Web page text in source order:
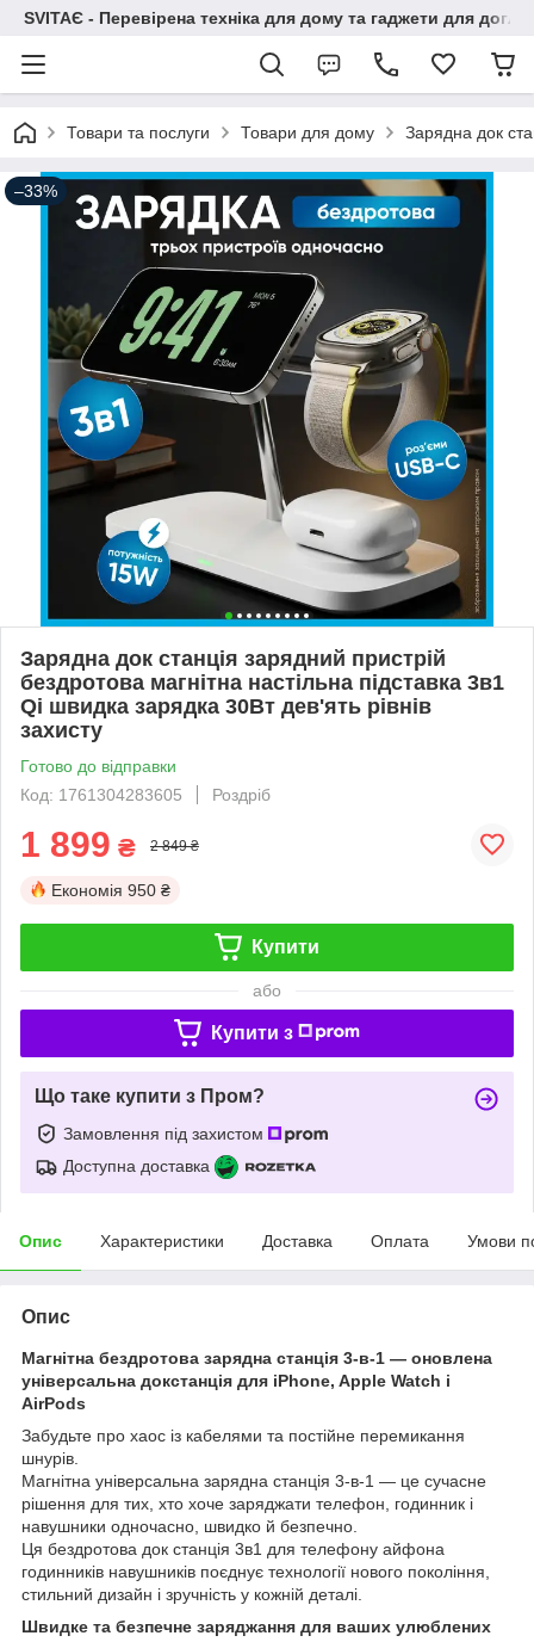
SVITAЄ - Перевірена техніка для дому та гаджети для
Товари та послуги Товари для дому Зарядна док
–33%
Зарядна док станція зарядний пристрій
бездротова магнітна настільна підставка 3в1
Qi швидка зарядка 30Вт дев'ять рівнів
захисту
Готово до відправки
Код: 1761304283605
Роздріб
1 899 ₴ 2 849 ₴
Економія 950 ₴
Купити
або
Купити з
Що таке купити з Пром?
Замовлення під захистом
Доступна доставка
Опис Характеристики Доставка Оплата Умови
Опис
Магнітна бездротова зарядна станція 3-в-1 — оновлена
універсальна докстанція для iPhone, Apple Watch і
AirPods
Забудьте про хаос із кабелями та постійне перемикання
шнурів.
Магнітна універсальна зарядна станція 3-в-1 — це сучасне
рішення для тих, хто хоче заряджати телефон, годинник і
навушники одночасно, швидко й безпечно.
Ця бездротова док станція 3в1 для телефону айфона
годинників навушників поєднує технології нового покоління,
стильний дизайн і зручність у кожній деталі.
Швидке та безпечне заряджання для ваших улюблених